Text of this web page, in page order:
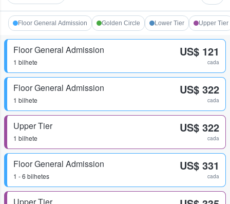
Floor General Admission Golden Circle Lower Tier Upper Tier
Floor General Admission
1 bilhete
US$ 121
cada
Floor General Admission
1 bilhete
US$ 322
cada
Upper Tier
1 bilhete
US$ 322
cada
Floor General Admission
1 - 6 bilhetes
US$ 331
cada